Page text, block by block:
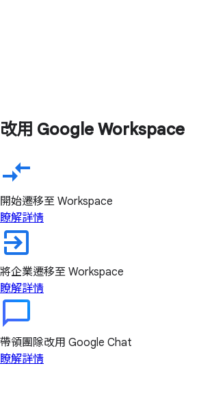
改用 Google Workspace
開始遷移至 Workspace
瞭解詳情
將企業遷移至 Workspace
瞭解詳情
帶領團隊改用 Google Chat
瞭解詳情